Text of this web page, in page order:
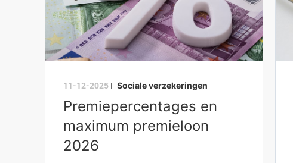
11-12-2025 | Sociale verzekeringen
Premiepercentages en
maximum premieloon
2026